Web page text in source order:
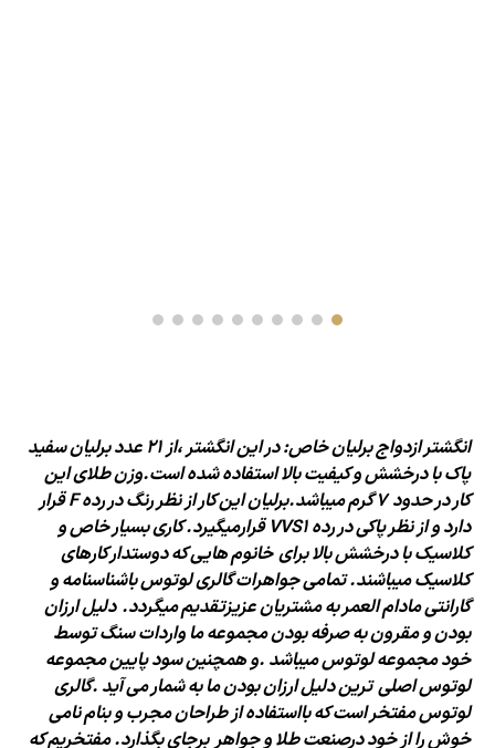
انگشتر ازدواج برلیان خاص: در اینانگشتر
،از 21 عدد برلیان سفید
پاک با درخشش وکیفیت بالا استفاده شده است.وزنطلایاین
کار در حدود 7 گرم
میباشد.برلیان این کار از نظر رنگ در رده F قرار
دارد و از نظر پاکی در رده VVS1 قرار
میگیرد. کاری بسیار خاص و
کلاسیک بادرخشش بالا برای خانومهاییکه دوستدار کارهای
کلاسیک میباشند. تمامی جواهرات گالری لوتوس باشناسنامه و
گارانتی مادام العمر به مشتریان عزیزتقدیم میگردد. دلیلارزان
بودن ومقرون به صرفه بودن مجموعه ما واردات سنگ توسط
خودمجموعه لوتوس میباشد .و همچنین سود پایین مجموعه
لوتوس اصلی تریندلیل ارزان بودنما به شمار می آید .گالری
لوتوس مفتخر است که بااستفاده از طراحان مجرب و بنام نامی
خوش را از خود درصنعت طلا و جواهر برجای بگذارد.مفتخریم که